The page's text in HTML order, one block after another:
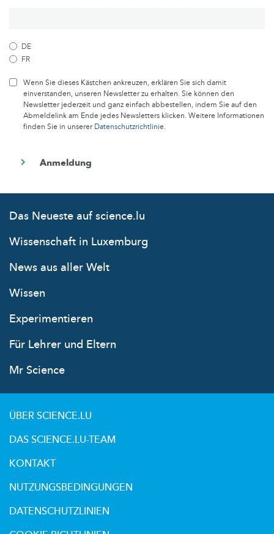
DE
FR
Wenn Sie dieses Kästchen ankreuzen, erklären Sie sich damit
einverstanden, unseren Newsletter zu erhalten. Sie können den
Newsletter jederzeit und ganz einfach abbestellen, indem Sie auf den
Abmeldelink am Ende jedes Newsletters klicken. Weitere Informationen
finden Sie in unsererDatenschutzrichtlinie.
Das Neueste auf science.lu
Wissenschaft in Luxemburg
News aus aller Welt
Wissen
Experimentieren
Für Lehrer und Eltern
Mr Science
ÜBER SCIENCE.LU
DAS SCIENCE.LU-TEAM
KONTAKT
NUTZUNGSBEDINGUNGEN
DATENSCHUTZLINIEN